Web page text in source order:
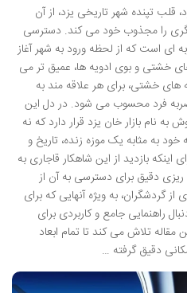
قلب تپنده شهر تاریخی یزد، از آن
را مجذوب خود می کند. دسترسی
ای است که از لحظه ورود به شهر آغاز
خشتی و بوی ادویه ها، عمیق تر می
های خشتی، برای هر علاقه مند به
فرد محسوب می شود. در دل این
نام بازار خان یزد قرار دارد که نه
به مثابه یک موزه زنده، تاریخ و
بازدید از این شاهکار قاجاری به
دقیق برای دسترسی به آن از
گردشگران، به ویژه آنهایی که برای
راهنمایی جامع و کاربردی برای
مقاله تلاش می کند تا تمام ابعاد
دقیق گرفته …